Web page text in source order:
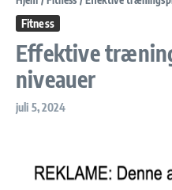
Fitness
Effektive
niveauer
juli 5, 2024